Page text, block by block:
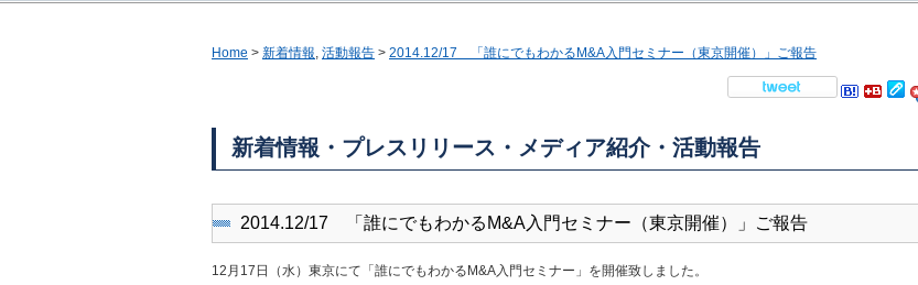
Home > 新着情報, 活動報告 > 2014.12/17 「誰にでもわかるM&A入門セミナー（東京開催）」ご報告
新着情報・プレスリリース・メディア紹介・活動報告
2014.12/17 「誰にでもわかるM&A入門セミナー（東京開催）」ご報告
12月17日（水）東京にて「誰にでもわかるM&A入門セミナー」を開催致しました。